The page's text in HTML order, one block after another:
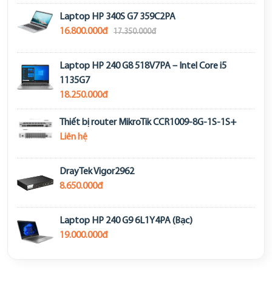
Laptop HP 340S G7 359C2PA
16.800.000đ
17.350.000đ
Laptop HP 240 G8 518V7PA – Intel Core i5
1135G7
18.250.000đ
Thiết bị router MikroTik CCR1009-8G-1S-1S+
Liên hệ
DrayTek Vigor2962
8.650.000đ
Laptop HP 240 G9 6L1Y4PA (Bạc)
19.000.000đ